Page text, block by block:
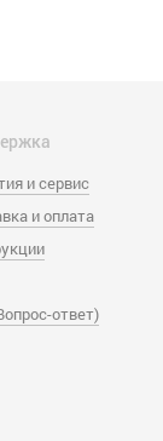
и сервис
и оплата
ответ)